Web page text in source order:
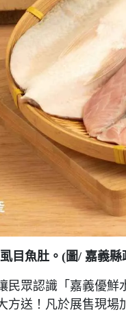
目魚肚。(圖/ 嘉義縣
民眾認識「嘉義優
方送！凡於展售現